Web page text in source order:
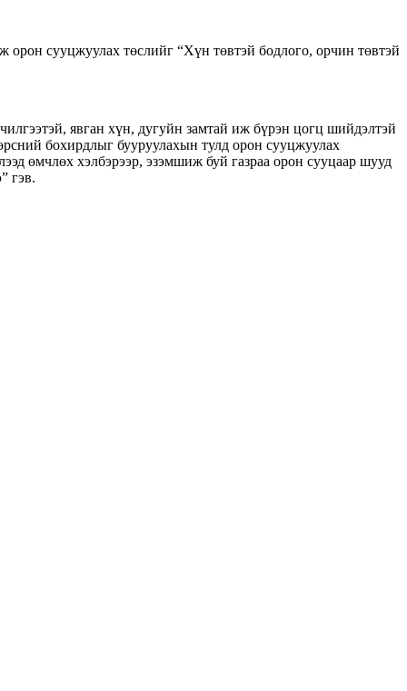
орон сууцжуулах төслийг “Хүн төвтэй бодлого, орчин төвтэй
явган хүн, дугуйн замтай иж бүрэн цогц шийдэлтэй
бохирдлыг бууруулахын тулд орон сууцжуулах
өмчлөх хэлбэрээр, эзэмшиж буй газраа орон сууцаар шууд
гэв.